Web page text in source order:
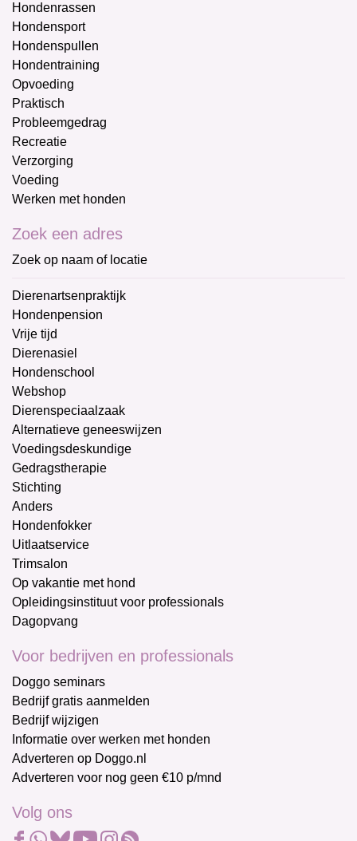
Hondenrassen
Hondensport
Hondenspullen
Hondentraining
Opvoeding
Praktisch
Probleemgedrag
Recreatie
Verzorging
Voeding
Werken met honden
Zoek een adres
Zoek op naam of locatie
Dierenartsenpraktijk
Hondenpension
Vrije tijd
Dierenasiel
Hondenschool
Webshop
Dierenspeciaalzaak
Alternatieve geneeswijzen
Voedingsdeskundige
Gedragstherapie
Stichting
Anders
Hondenfokker
Uitlaatservice
Trimsalon
Op vakantie met hond
Opleidingsinstituut voor professionals
Dagopvang
Voor bedrijven en professionals
Doggo seminars
Bedrijf gratis aanmelden
Bedrijf wijzigen
Informatie over werken met honden
Adverteren op Doggo.nl
Adverteren voor nog geen €10 p/mnd
Volg ons